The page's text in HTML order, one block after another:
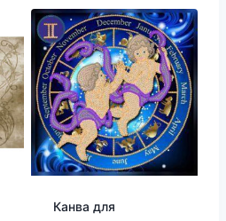
Канва для